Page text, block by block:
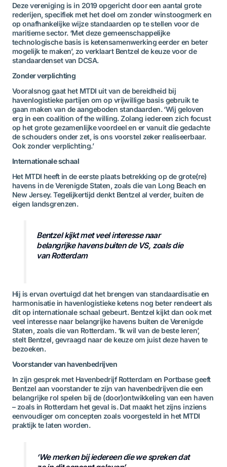
Deze vereniging is in 2019 opgericht door een aantal grote
rederijen, specifiek met het doel om zonder winstoogmerk en
op onafhankelijke wijze standaarden op te stellen voor de
maritieme sector. ‘Met deze gemeenschappelijke
technologische basis is ketensamenwerking eerder en beter
mogelijk te maken’, zo verklaart Bentzel de keuze voor de
standaardenset van DCSA.
Zonder verplichting
Vooralsnog gaat het MTDI uit van de bereidheid bij
havenlogistieke partijen om op vrijwillige basis gebruik te
gaan maken van de aangeboden standaarden. ‘Wij geloven
erg in een coalition of the willing. Zolang iedereen zich focust
op het grote gezamenlijke voordeel en er vanuit die gedachte
de schouders onder zet, is ons voorstel zeker realiseerbaar.
Ook zonder verplichting.’
Internationale schaal
Het MTDI heeft in de eerste plaats betrekking op de grote(re)
havens in de Verenigde Staten, zoals die van Long Beach en
New Jersey. Tegelijkertijd denkt Bentzel al verder, buiten de
eigen landsgrenzen.
Bentzel kijkt met veel interesse naar
belangrijke havens buiten de VS, zoals die
van Rotterdam
Hij is ervan overtuigd dat het brengen van standaardisatie en
harmonisatie in havenlogistieke ketens nog beter rendeert als
dit op internationale schaal gebeurt. Bentzel kijkt dan ook met
veel interesse naar belangrijke havens buiten de Verenigde
Staten, zoals die van Rotterdam. ‘Ik wil van de beste leren’,
stelt Bentzel, gevraagd naar de keuze om juist deze haven te
bezoeken.
Voorstander van havenbedrijven
In zijn gesprek met Havenbedrijf Rotterdam en Portbase geeft
Bentzel aan voorstander te zijn van havenbedrijven die een
belangrijke rol spelen bij de (door)ontwikkeling van een haven
– zoals in Rotterdam het geval is. Dat maakt het zijns inziens
eenvoudiger om concepten zoals voorgesteld in het MTDI
praktijk te laten worden.
‘We merken bij iedereen die we spreken dat